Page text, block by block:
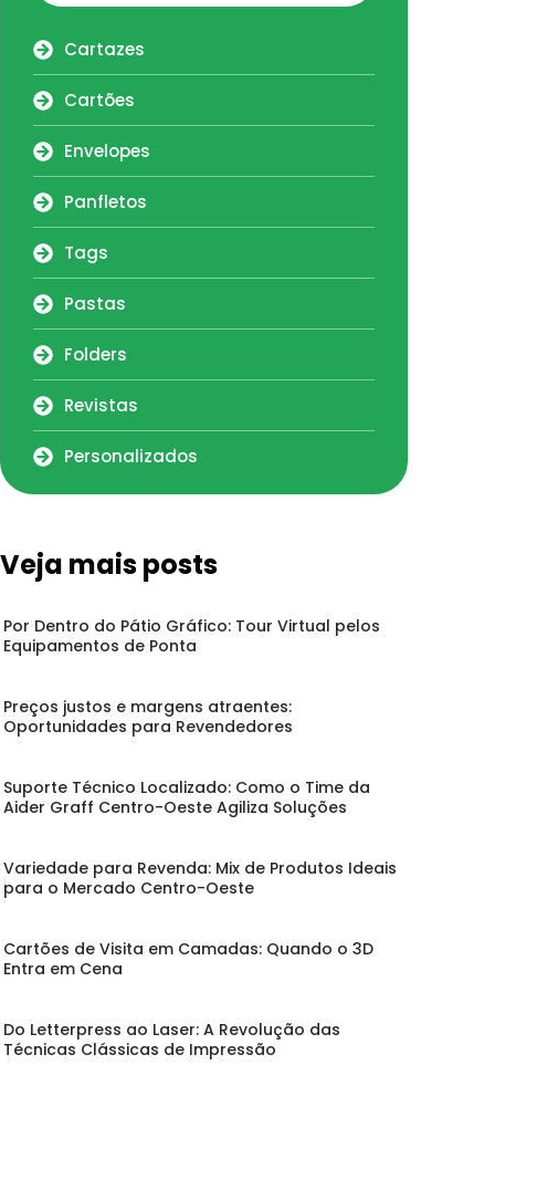
Cartazes
Cartões
Envelopes
Panfletos
Tags
Pastas
Folders
Revistas
Personalizados
Veja mais posts
Por Dentro do Pátio Gráfico: Tour Virtual pelos
Equipamentos de Ponta
Preços justos e margens atraentes:
Oportunidades para Revendedores
Suporte Técnico Localizado: Como o Time da
Aider Graff Centro-Oeste Agiliza Soluções
Variedade para Revenda: Mix de Produtos Ideais
para o Mercado Centro-Oeste
Cartões de Visita em Camadas: Quando o 3D
Entra em Cena
Do Letterpress ao Laser: A Revolução das
Técnicas Clássicas de Impressão